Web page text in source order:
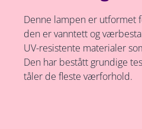
Denne lampen er utformet
den er vanntett og
UV-resistente materialer
Den har bestått grundige
tåler de fleste værforhold.